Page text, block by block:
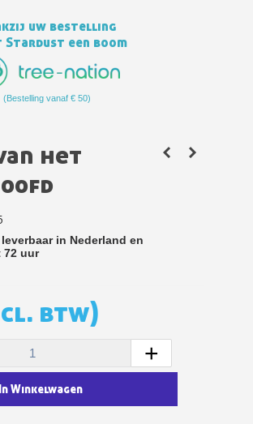
je in voor de nieuwsbrief: €5 korting
binnen 48-72 uur in Nederland
offerte in minder dan 1 minuut
creaties en ontvang shopping vouchers
loyaliteitspunten bij elke bestelling
producten binnen 14 dagen
uw bestelling
Stardust een boom
(Bestelling vanaf € 50)
het
in Nederland en
72 uur
btw)
+
In Winkelwagen